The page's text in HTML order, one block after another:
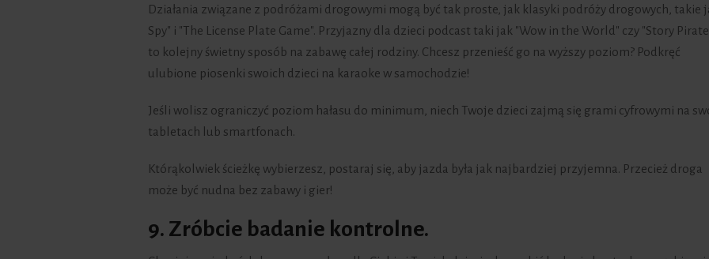
Działania związane z podróżami drogowymi mogą być tak proste, jak klasyki podróży drogowych, takie
Spy" i "The License Plate Game". Przyjazny dla dzieci podcast taki jak "Wow in the World" czy "Story
to kolejny świetny sposób na zabawę całej rodziny. Chcesz przenieść go na wyższy poziom? Podkręć
ulubione piosenki swoich dzieci na karaoke w samochodzie!
Jeśli wolisz ograniczyć poziom hałasu do minimum, niech Twoje dzieci zajmą się grami cyfrowymi na
tabletach lub smartfonach.
Którąkolwiek ścieżkę wybierzesz, postaraj się, aby jazda była jak najbardziej przyjemna. Przecież droga
może być nudna bez zabawy i gier!
9. Zróbcie badanie kontrolne.